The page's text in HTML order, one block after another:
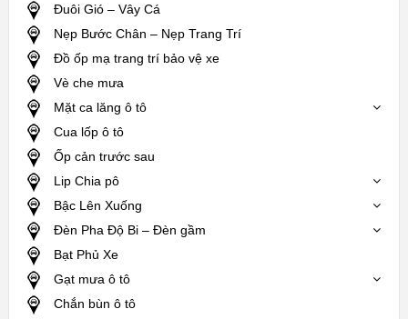
Đuôi Gió – Vây Cá
Nẹp Bước Chân – Nẹp Trang Trí
Đồ ốp mạ trang trí bảo vệ xe
Vè che mưa
Mặt ca lăng ô tô
Cua lốp ô tô
Ốp cản trước sau
Lip Chia pô
Bậc Lên Xuống
Đèn Pha Độ Bi – Đèn gầm
Bạt Phủ Xe
Gạt mưa ô tô
Chắn bùn ô tô